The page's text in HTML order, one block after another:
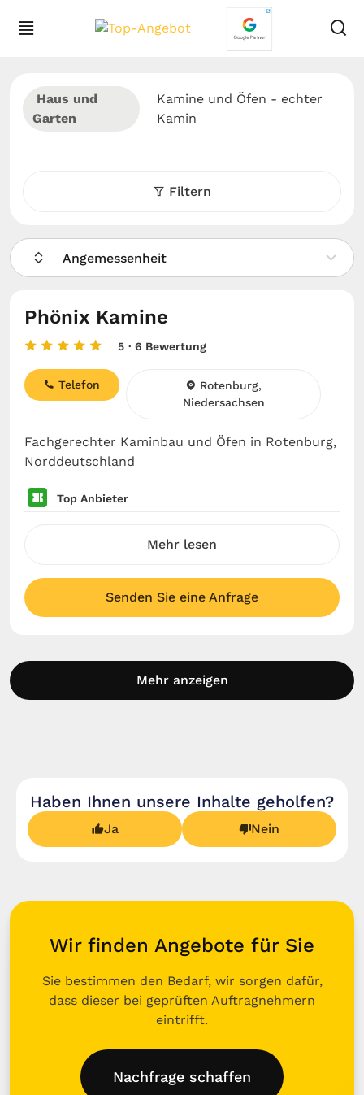
Haus und
Garten
Kamine und Öfen - echter
Kamin
Filtern
Angemessenheit
Phönix Kamine
5 · 6 Bewertung
Fachgerechter Kaminbau und Öfen in Rotenburg,
Norddeutschland
Telefon
Rotenburg,
Niedersachsen
Top Anbieter
Mehr lesen
Senden Sie eine Anfrage
Mehr anzeigen
Haben Ihnen unsere Inhalte geholfen?
Ja Nein
Wir finden Angebote für Sie
Sie bestimmen den Bedarf, wir sorgen dafür,
dass dieser bei geprüften Auftragnehmern
eintrifft.
Nachfrage schaffen